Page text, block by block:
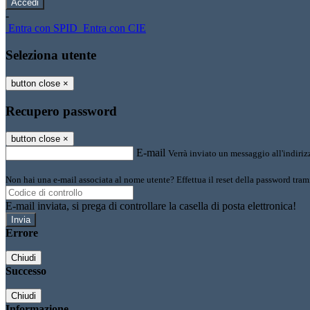
-
Entra con SPID Entra con CIE
Seleziona utente
button close ×
Recupero password
button close ×
E-mail Verrà inviato un messaggio
Non hai una e-mail associata al nome utente? Effettua il reset della password
E-mail inviata, si prega di controllare la casella di posta elettronica!
Errore
Chiudi
Successo
Chiudi